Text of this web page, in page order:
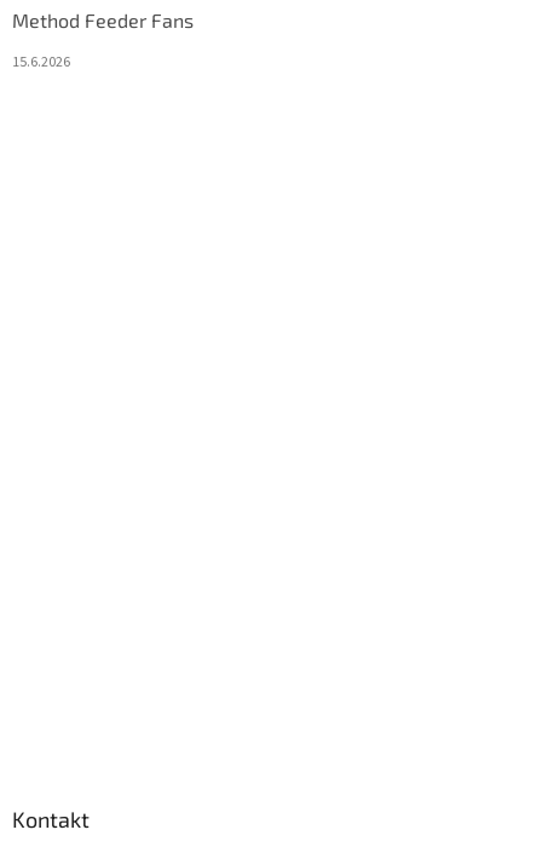
Method Feeder Fans
15.6.2026
Kontakt